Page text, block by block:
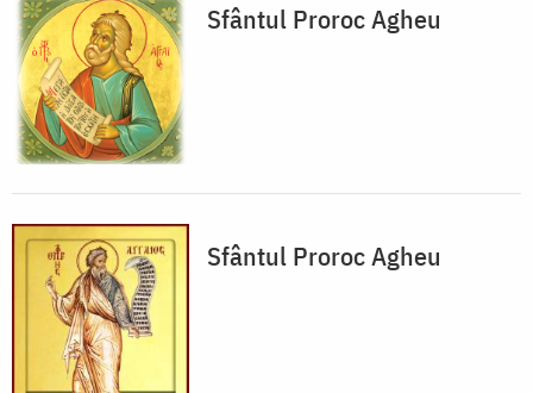
Sfântul Proroc Agheu
Sfântul Proroc Agheu